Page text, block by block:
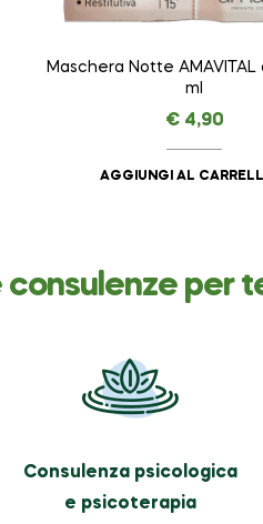
Maschera Notte AMAVITAL
ml
€4,90
AGGIUNGI AL
consulenze per
Consulenza psicologica
e psicoterapia